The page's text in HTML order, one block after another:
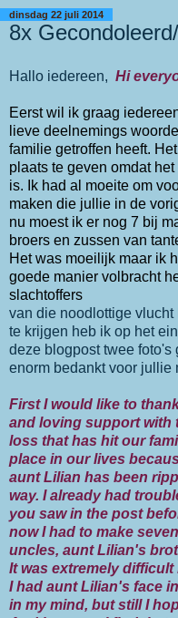
dinsdag 22 juli 2014
8x
Hallo iedereen, Hi
Eerst wil ik graag
lieve deelnemings
familie getroffen heeft.
plaats te geven omdat
is. Ik had al moeite om
maken die jullie in de
nu moest ik er nog 7 bij
broers en zussen van
Het was moeilijk maar ik
goede manier volbracht
slachtoffers
van die noodlottige
te krijgen heb ik op het
deze blogpost twee
enorm bedankt voor jullie
First I would like to
and loving support with
loss that has hit our
place in our lives
aunt Lilian has been
way. I already had
you saw in the post
now I had to make
uncles, aunt Lilian's
It was extremely
I had aunt Lilian's face
in my mind, but still I